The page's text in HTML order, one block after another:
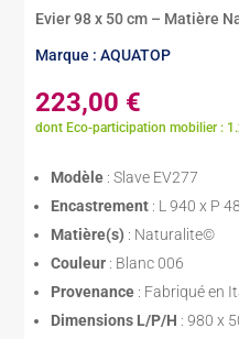
Evier 98 x 50 cm – Matière
Marque : AQUATOP
223,00 €
dont Eco-participation mobilier :
Modèle : Slave EV277
Encastrement : L 940 x P
Matière(s) : Naturalite©
Couleur : Blanc 006
Provenance : Fabriqué en
Dimensions L/P/H : 980 x